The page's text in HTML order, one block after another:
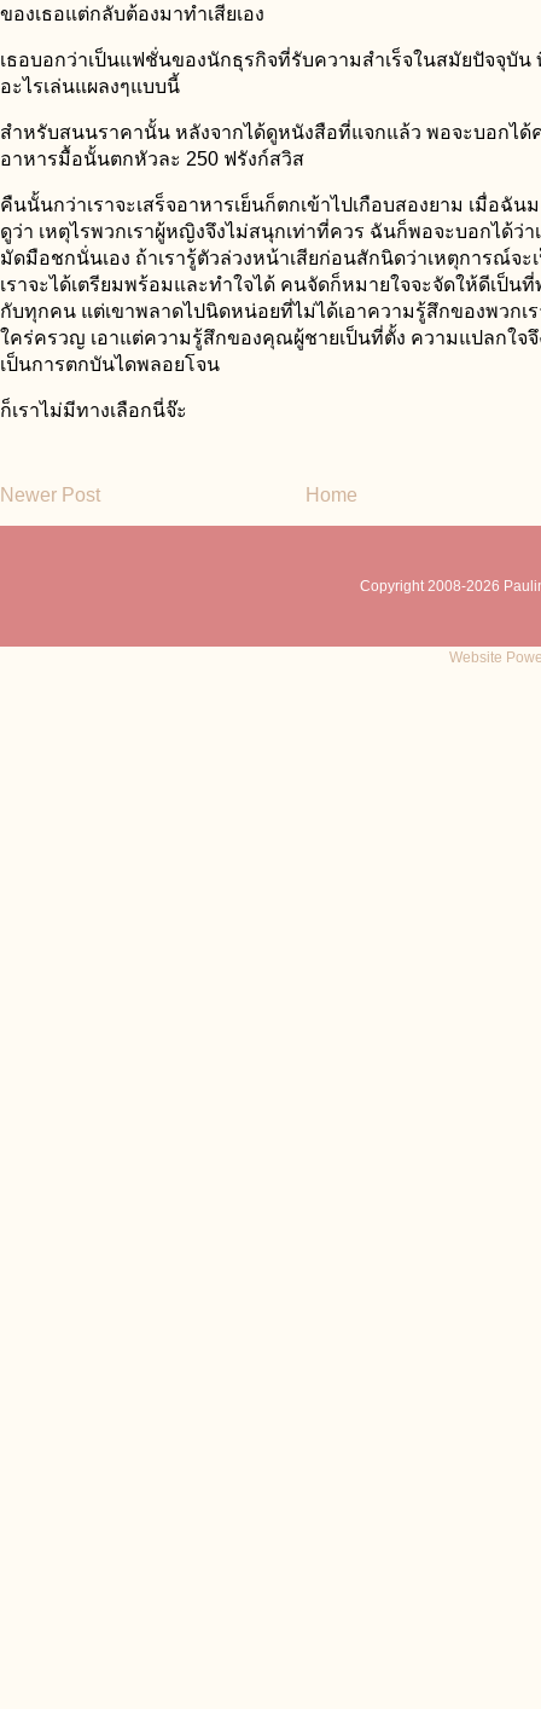
ของเธอแต่กลับต้องมาทำเสียเอง
เธอบอกว่าเป็นแฟชั่นของนักธุรกิจที่รับความสำเร็จในสมัยปัจจุบัน
อะไรเล่นแผลงๆแบบนี้
สำหรับสนนราคานั้น หลังจากได้ดูหนังสือที่แจกแล้ว พอจะบอกได้
อาหารมื้อนั้นตกหัวละ 250 ฟรังก์สวิส
คืนนั้นกว่าเราจะเสร็จอาหารเย็นก็ตกเข้าไปเกือบสองยาม เมื่อฉัน
ดูว่า เหตุไรพวกเราผู้หญิงจึงไม่สนุกเท่าที่ควร ฉันก็พอจะบอกได้ว่า
มัดมือชกนั่นเอง ถ้าเรารู้ตัวล่วงหน้าเสียก่อนสักนิดว่าเหตุการณ์จะ
เราจะได้เตรียมพร้อมและทำใจได้ คนจัดก็หมายใจจะจัดให้ดีเป็น
กับทุกคน แต่เขาพลาดไปนิดหน่อยที่ไม่ได้เอาความรู้สึกของพวกเ
ใคร่ครวญ เอาแต่ความรู้สึกของคุณผู้ชายเป็นที่ตั้ง ความแปลกใจจึ
เป็นการตกบันไดพลอยโจน
ก็เราไม่มีทางเลือกนี่จ๊ะ
Newer Post Home
Copyright 2008-2026
Website